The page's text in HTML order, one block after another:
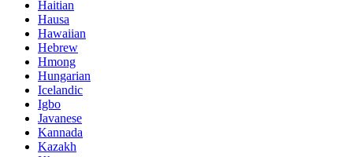
Haitian
Hausa
Hawaiian
Hebrew
Hmong
Hungarian
Icelandic
Igbo
Javanese
Kannada
Kazakh